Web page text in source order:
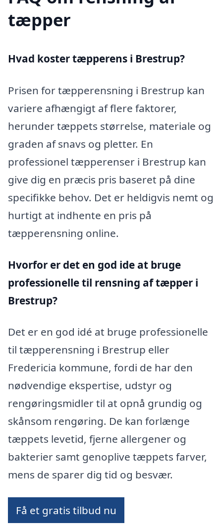
tæpper
Hvad koster tæpperens i Brestrup?
Prisen for tæpperensning i Brestrup kan
variere afhængigt af flere faktorer,
herunder tæppets størrelse, materiale og
graden af snavs og pletter. En
professionel tæpperenser i Brestrup kan
give dig en præcis pris baseret på dine
specifikke behov. Det er heldigvis nemt og
hurtigt at indhente en pris på
tæpperensning online.
Hvorfor er det en god ide at bruge
professionelle til rensning af tæpper i
Brestrup?
Det er en god idé at bruge professionelle
til tæpperensning i Brestrup eller
Fredericia kommune, fordi de har den
nødvendige ekspertise, udstyr og
rengøringsmidler til at opnå grundig og
skånsom rengøring. De kan forlænge
tæppets levetid, fjerne allergener og
bakterier samt genoplive tæppets farver,
mens de sparer dig tid og besvær.
Få et gratis tilbud nu